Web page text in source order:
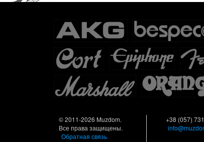
© 2011-2026 Muzdom.
Все права защищены.
Обратная связь
+38 (057)